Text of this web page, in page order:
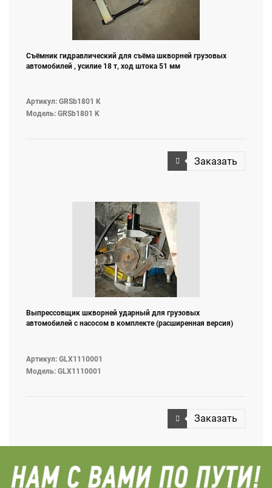
Съёмник гидравлический для съёма шкворней грузовых
автомобилей , усилие 18 т, ход штока 51 мм
Артикул: GRSb1801 K
Модель: GRSb1801 K
Заказать
Выпрессовщик шкворней ударный для грузовых
автомобилей с насосом в комплекте (расширенная версия)
Артикул: GLX1110001
Модель: GLX1110001
Заказать